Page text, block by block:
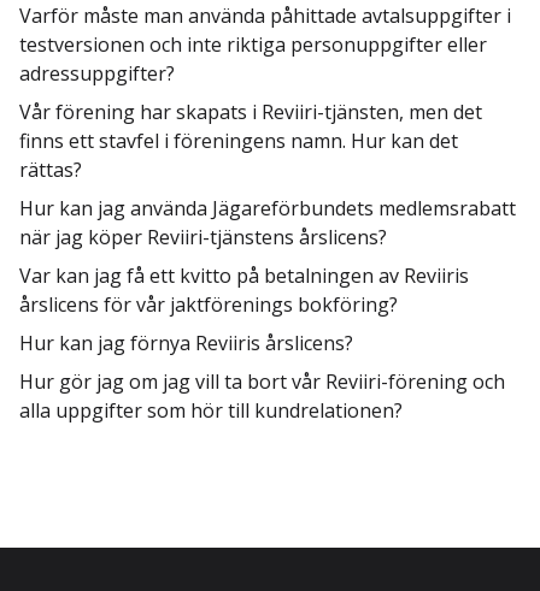
Varför måste man använda påhittade avtalsuppgifter i
testversionen och inte riktiga personuppgifter eller
adressuppgifter?
Vår förening har skapats i Reviiri-tjänsten, men det
finns ett stavfel i föreningens namn. Hur kan det
rättas?
Hur kan jag använda Jägareförbundets medlemsrabatt
när jag köper Reviiri-tjänstens årslicens?
Var kan jag få ett kvitto på betalningen av Reviiris
årslicens för vår jaktförenings bokföring?
Hur kan jag förnya Reviiris årslicens?
Hur gör jag om jag vill ta bort vår Reviiri-förening och
alla uppgifter som hör till kundrelationen?